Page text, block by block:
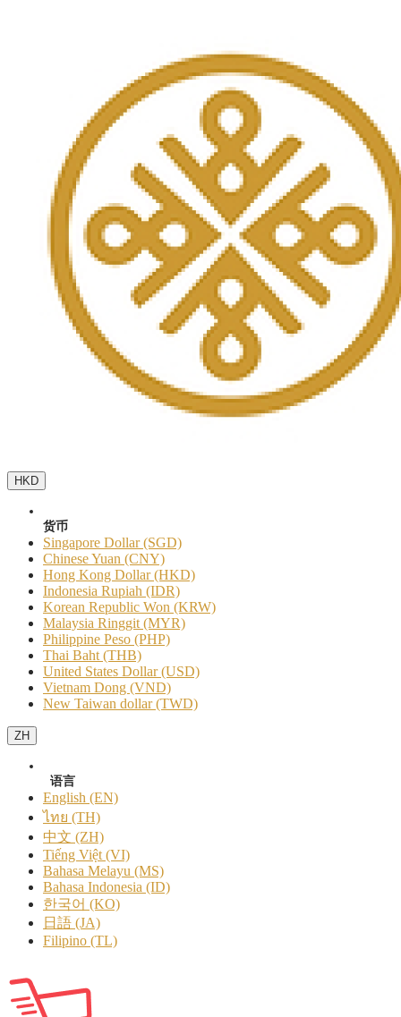
HKD
货币
Singapore Dollar (SGD)
Chinese Yuan (CNY)
Hong Kong Dollar (HKD)
Indonesia Rupiah (IDR)
Korean Republic Won (KRW)
Malaysia Ringgit (MYR)
Philippine Peso (PHP)
Thai Baht (THB)
United States Dollar (USD)
Vietnam Dong (VND)
New Taiwan dollar (TWD)
ZH
语言
English (EN)
ไทย (TH)
中文 (ZH)
Tiếng Việt (VI)
Bahasa Melayu (MS)
Bahasa Indonesia (ID)
한국어 (KO)
日語 (JA)
Filipino (TL)